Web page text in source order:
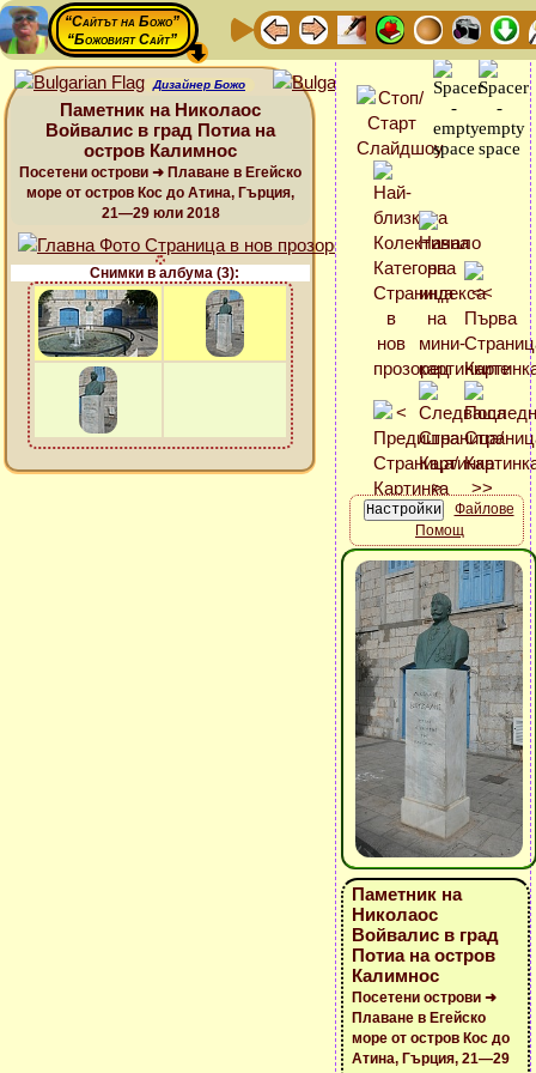
“Сайтът на Божо”
“Божовият Сайт”
Дизайнер Божо
Паметник на Николаос
Войвалис в град Потиа на
остров Калимнос
Посетени острови ➜ Плаване в Егейско
море от остров Кос до Атина, Гърция,
21—29 юли 2018
Снимки в албума (3):
Файлове
Помощ
Паметник на
Николаос
Войвалис в град
Потиа на остров
Калимнос
Посетени острови ➜
Плаване в Егейско
море от остров Кос до
Атина, Гърция, 21—29